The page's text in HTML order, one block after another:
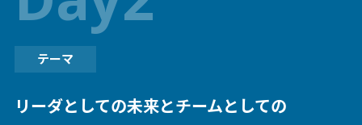
テーマ
リーダとしての未来とチームとしての